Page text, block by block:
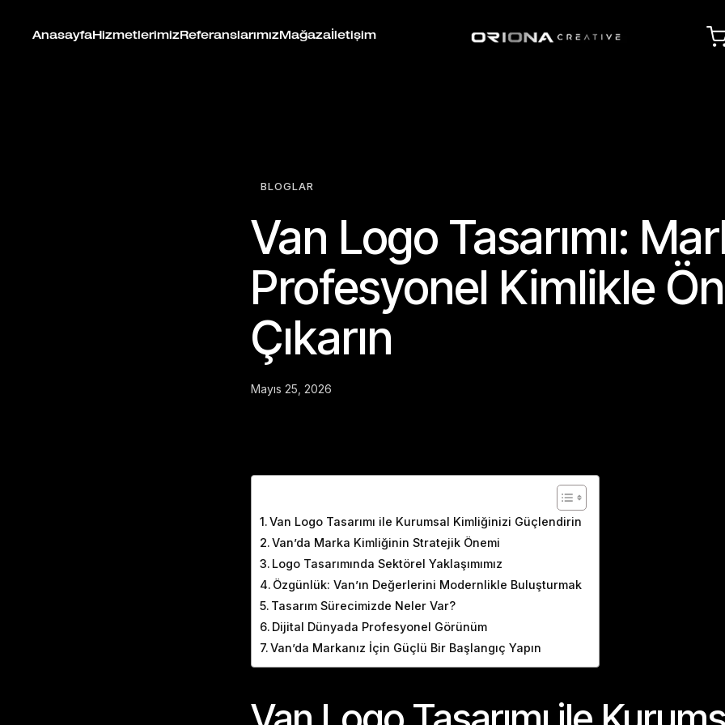
Anasayfa Hizmetlerimiz Referanslarımız Mağaza İletişim
BLOGLAR
Van Logo Tasarımı:
Profesyonel Kimlikle
Çıkarın
Mayıs 25, 2026
Van Logo Tasarımı ile Kurumsal Kimliğinizi Güçlendirin
Van’da Marka Kimliğinin Stratejik Önemi
Logo Tasarımında Sektörel Yaklaşımımız
Özgünlük: Van’ın Değerlerini Modernlikle Buluşturmak
Tasarım Sürecimizde Neler Var?
Dijital Dünyada Profesyonel Görünüm
Van’da Markanız İçin Güçlü Bir Başlangıç Yapın